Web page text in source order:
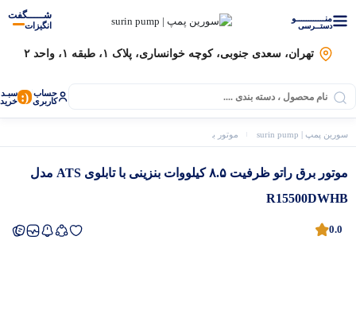
منــــــــــــو
دستــرسی
شـــــگفت
انگیزات
تهران، سعدی جنوبی، کوچه خوانساری، پلاک ۱، طبقه ۱، واحد ۲
حساب
کاربری (: سبـد
خرید
سورین پمپ | surin pump موتور برق
موتور برق راتو ظرفیت ۸.۵ کیلووات بنزینی با تابلوی ATS مدل
R15500DWHB
0.0